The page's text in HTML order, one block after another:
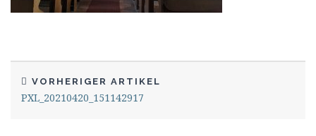
VORHERIGER ARTIKEL
PXL_20210420_151142917